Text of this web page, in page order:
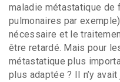
maladie métastatique
pulmonaires par
nécessaire et le
être retardé. Mais pour
métastatique plus
plus adaptée ? II n’y